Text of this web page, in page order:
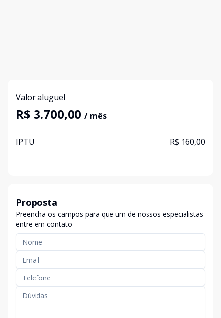
Valor aluguel
R$ 3.700,00 / mês
IPTU R$ 160,00
Proposta
Preencha os campos para que um de nossos especialistas
entre em contato